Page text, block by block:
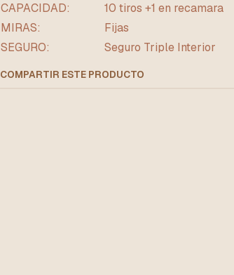
CAPACIDAD:
10 tiros +1 en recamara
MIRAS:
Fijas
SEGURO:
Seguro Triple Interior
COMPARTIR ESTE PRODUCTO